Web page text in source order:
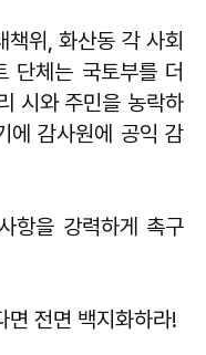
위, 화산동 각 사회
단체는 국토부를 더
시와 주민을 농락하
에 감사원에 공익 감
항을 강력하게 촉구
면 전면 백지화하라!